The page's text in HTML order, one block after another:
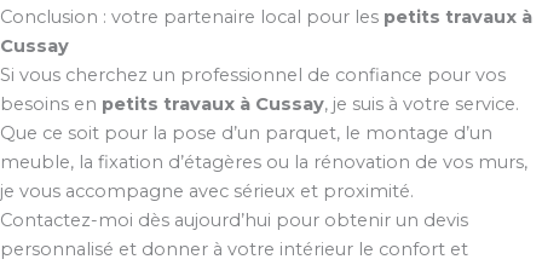
Conclusion : votre partenaire local pour les petits travaux à
Cussay
Si vous cherchez un professionnel de confiance pour vos
besoins en petits travaux à Cussay, je suis à votre service.
Que ce soit pour la pose d’un parquet, le montage d’un
meuble, la fixation d’étagères ou la rénovation de vos murs,
je vous accompagne avec sérieux et proximité.
Contactez-moi dès aujourd’hui pour obtenir un devis
personnalisé et donner à votre intérieur le confort et